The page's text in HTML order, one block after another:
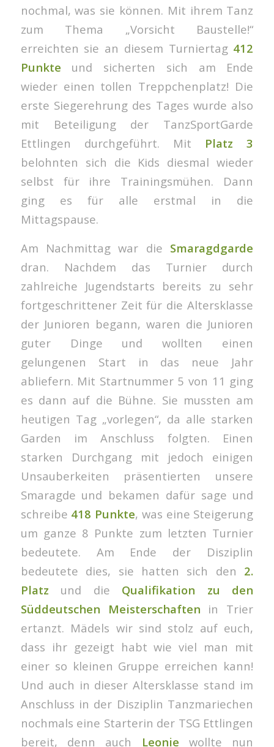
nochmal, was sie können. Mit ihrem Tanz
zum Thema „Vorsicht Baustelle!“
erreichten sie an diesem Turniertag 412
Punkte und sicherten sich am Ende
wieder einen tollen Treppchenplatz! Die
erste Siegerehrung des Tages wurde also
mit Beteiligung der TanzSportGarde
Ettlingen durchgeführt. Mit Platz 3
belohnten sich die Kids diesmal wieder
selbst für ihre Trainingsmühen. Dann
ging es für alle erstmal in die
Mittagspause.
Am Nachmittag war die Smaragdgarde
dran. Nachdem das Turnier durch
zahlreiche Jugendstarts bereits zu sehr
fortgeschrittener Zeit für die Altersklasse
der Junioren begann, waren die Junioren
guter Dinge und wollten einen
gelungenen Start in das neue Jahr
abliefern. Mit Startnummer 5 von 11 ging
es dann auf die Bühne. Sie mussten am
heutigen Tag „vorlegen“, da alle starken
Garden im Anschluss folgten. Einen
starken Durchgang mit jedoch einigen
Unsauberkeiten präsentierten unsere
Smaragde und bekamen dafür sage und
schreibe 418 Punkte, was eine Steigerung
um ganze 8 Punkte zum letzten Turnier
bedeutete. Am Ende der Disziplin
bedeutete dies, sie hatten sich den 2.
Platz und die Qualifikation
zu den
Süddeutschen Meisterschaften in Trier
ertanzt. Mädels wir sind stolz auf euch,
dass ihr gezeigt habt wie viel man mit
einer so kleinen Gruppe erreichen kann!
Und auch in dieser Altersklasse stand im
Anschluss in der Disziplin Tanzmariechen
nochmals eine Starterin der TSG Ettlingen
bereit, denn auch Leonie wollte nun